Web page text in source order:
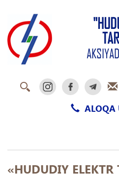
ALOQA
«HUDUDIY